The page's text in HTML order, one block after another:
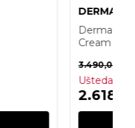
DERMA:B
Derma:B
Cream
3.490,00
Ušteda: